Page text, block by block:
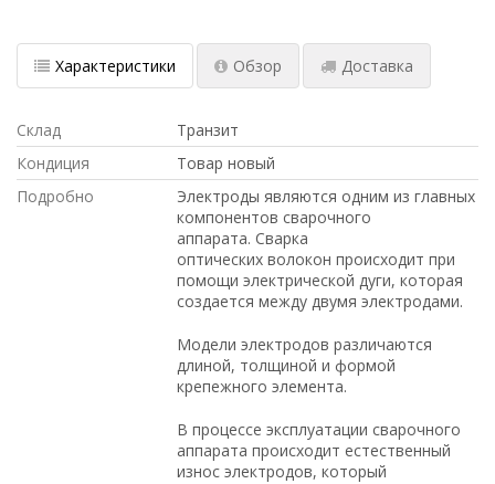
Характеристики Обзор Доставка
Склад
Транзит
Кондиция
Товар новый
Подробно
Электроды являются одним из главных
компонентов сварочного
аппарата. Сварка
оптических волокон происходит при
помощи электрической дуги, которая
создается между двумя электродами.
Модели электродов различаются
длиной, толщиной и формой
крепежного элемента.
В процессе эксплуатации сварочного
аппарата происходит естественный
износ электродов, который